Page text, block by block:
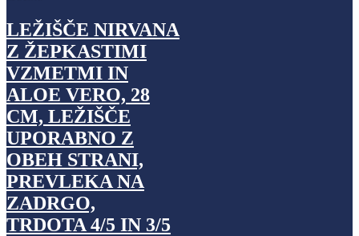
LEŽIŠČE NIRVANA
Z ŽEPKASTIMI
VZMETMI IN
ALOE VERO, 28
CM, LEŽIŠČE
UPORABNO Z
OBEH STRANI,
PREVLEKA NA
ZADRGO,
TRDOTA 4/5 IN 3/5